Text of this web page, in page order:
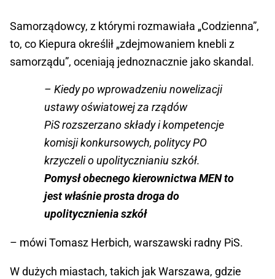
Samorządowcy, z którymi rozmawiała „Codzienna”,
to, co Kiepura określił „zdejmowaniem knebli z
samorządu”, oceniają jednoznacznie jako skandal.
– Kiedy po wprowadzeniu nowelizacji
ustawy oświatowej za rządów
PiS rozszerzano składy i kompetencje
komisji konkursowych, politycy PO
krzyczeli o upolitycznianiu szkół.
Pomysł obecnego kierownictwa MEN to
jest właśnie prosta droga do
upolitycznienia szkół
– mówi Tomasz Herbich, warszawski radny PiS.
W dużych miastach, takich jak Warszawa, gdzie